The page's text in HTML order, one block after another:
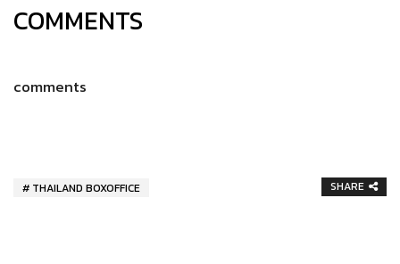
COMMENTS
comments
THAILAND BOXOFFICE SHARE